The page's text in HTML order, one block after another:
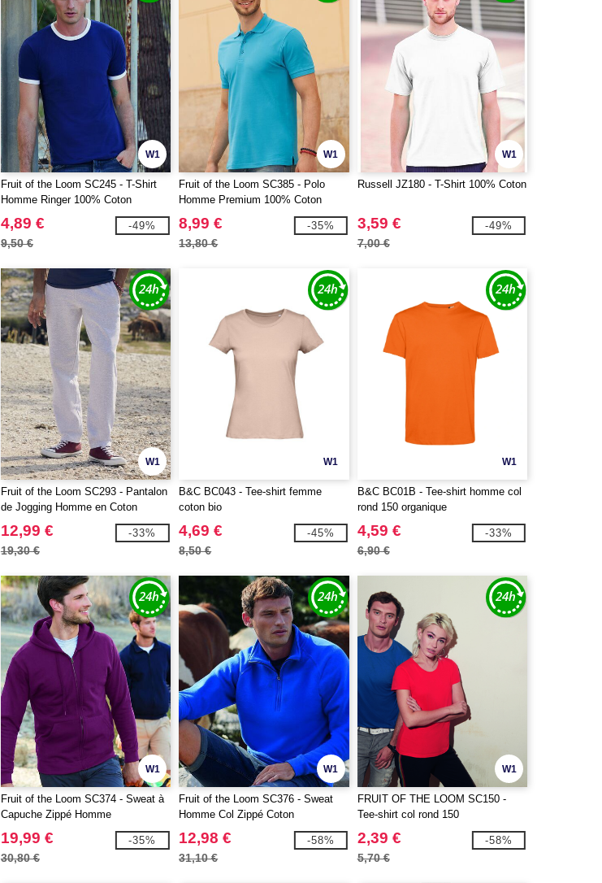
W1
Fruit of the Loom SC245 - T-Shirt
Homme Ringer 100% Coton
4,89 €
9,50 €
-49%
W1
Fruit of the Loom SC385 - Polo
Homme Premium 100% Coton
8,99 €
13,80 €
-35%
W1
Russell JZ180 - T-Shirt 100% Coton
3,59 €
7,00 €
-49%
W1
Fruit of the Loom SC293 - Pantalon
de Jogging Homme en Coton
12,99 €
19,30 €
-33%
W1
B&C BC043 - Tee-shirt femme
coton bio
4,69 €
8,50 €
-45%
W1
B&C BC01B - Tee-shirt homme col
rond 150 organique
4,59 €
6,90 €
-33%
W1
Fruit of the Loom SC374 - Sweat à
Capuche Zippé Homme
19,99 €
30,80 €
-35%
W1
Fruit of the Loom SC376 - Sweat
Homme Col Zippé Coton
12,98 €
31,10 €
-58%
W1
FRUIT OF THE LOOM SC150 -
Tee-shirt col rond 150
2,39 €
5,70 €
-58%